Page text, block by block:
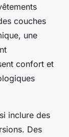
couches
une
confort et
inclure des
Des